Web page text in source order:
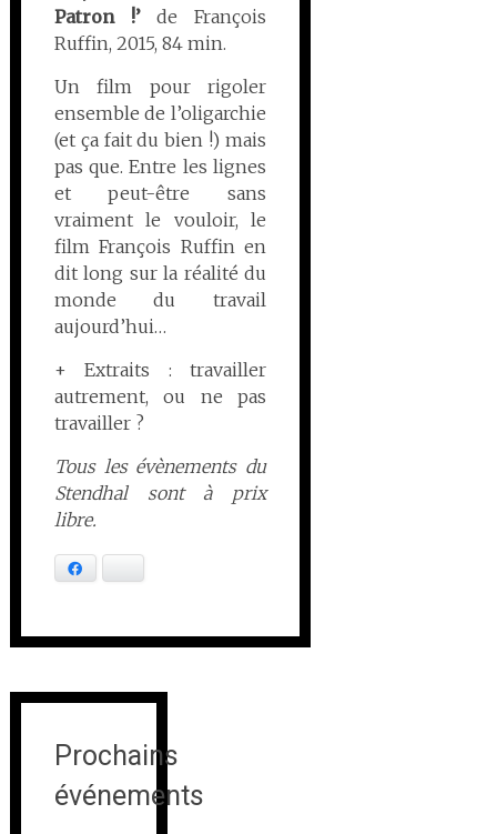
Patron !’de François
Ruffin, 2015, 84 min.
Un film pour rigoler
ensemble de l’oligarchie
(et ça fait du bien !) mais
pas que. Entre les lignes
et peut-être sans
vraiment le vouloir, le
film François Ruffin en
dit long sur la réalité du
monde du travail
aujourd’hui…
+ Extraits : travailler
autrement, ou ne pas
travailler ?
Tous les évènements du
Stendhal sont à prix
libre.
Prochains
événements